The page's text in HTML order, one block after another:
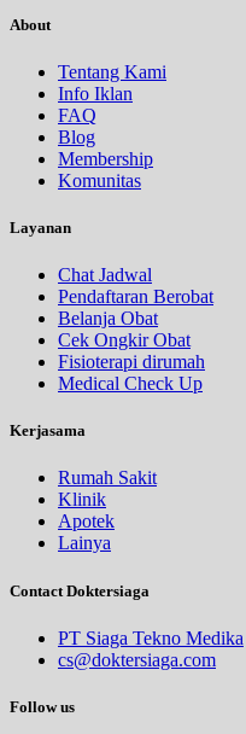
About
Tentang Kami
Info Iklan
FAQ
Blog
Membership
Komunitas
Layanan
Chat Jadwal
Pendaftaran Berobat
Belanja Obat
Cek Ongkir Obat
Fisioterapi dirumah
Medical Check Up
Kerjasama
Rumah Sakit
Klinik
Apotek
Lainya
Contact Doktersiaga
PT Siaga Tekno Medika
cs@doktersiaga.com
Follow us